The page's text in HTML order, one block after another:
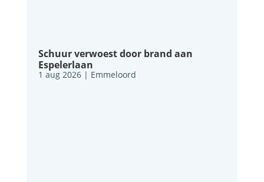
Schuur verwoest door brand aan
Espelerlaan
1 aug 2026| Emmeloord